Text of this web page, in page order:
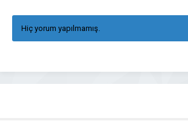
Hiç yorum yapılmamış.